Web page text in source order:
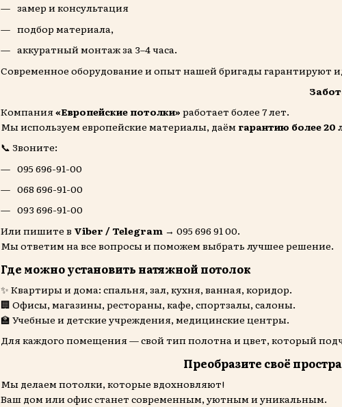
замер и консультация
подбор материала,
аккуратный монтаж за 3–4 часа.
Современное оборудование и опыт нашей бригады гарантируют
Компания«Европейские потолки» работает более 7 лет.
Мы используем европейские материалы, даём гарантию более 20
📞 Звоните:
095 696-91-00
068 696-91-00
093 696-91-00
Или пишите в Viber / Telegram → 095 696 91 00.
Мы ответим на все вопросы и поможем выбрать лучшее решение.
Где можно установить натяжной потолок
✨ Квартиры и дома: спальня, зал, кухня, ванная, коридор.
🏢 Офисы, магазины, рестораны, кафе, спортзалы, салоны.
🏫 Учебные и детские учреждения, медицинские центры.
Для каждого помещения — свой тип полотна и цвет, который
Преобразите своё
Мы делаем потолки, которые вдохновляют!
Ваш дом или офис станет современным, уютным и уникальным.